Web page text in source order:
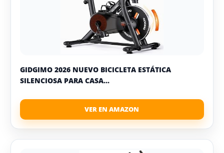
GIDGIMO 2026 NUEVO BICICLETA ESTÁTICA
SILENCIOSA PARA CASA...